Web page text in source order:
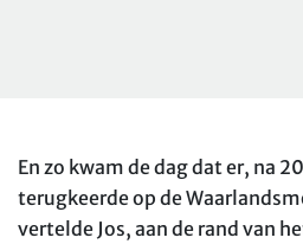
En zo kwam de dag dat er, na
terugkeerde op de
vertelde Jos, aan de rand van